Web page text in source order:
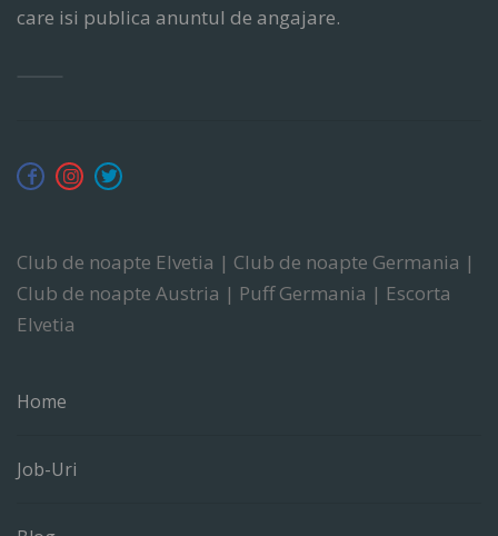
care isi publica anuntul de angajare.
Club de noapte Elvetia | Club de noapte Germania |
Club de noapte Austria | Puff Germania | Escorta
Elvetia
Home
Job-Uri